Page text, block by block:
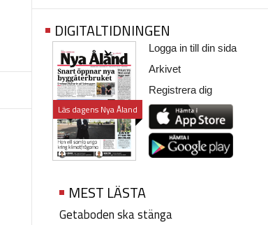
DIGITALTIDNINGEN
Läs dagens Nya Åland
Logga in till din sida
Arkivet
Registrera dig
MEST LÄSTA
Getaboden ska stänga